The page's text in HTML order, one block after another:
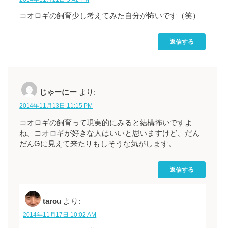
コオロギの飼育少し考えてみた自分が怖いです（笑）
返信する
じゃーにー より:
2014年11月13日 11:15 PM
コオロギの飼育って現実的にみると結構怖いですよ
ね。コオロギが好きな人はいいと思いますけど、だん
だんGに見えて来たりもしそうな気がします。
返信する
tarou より:
2014年11月17日 10:02 AM